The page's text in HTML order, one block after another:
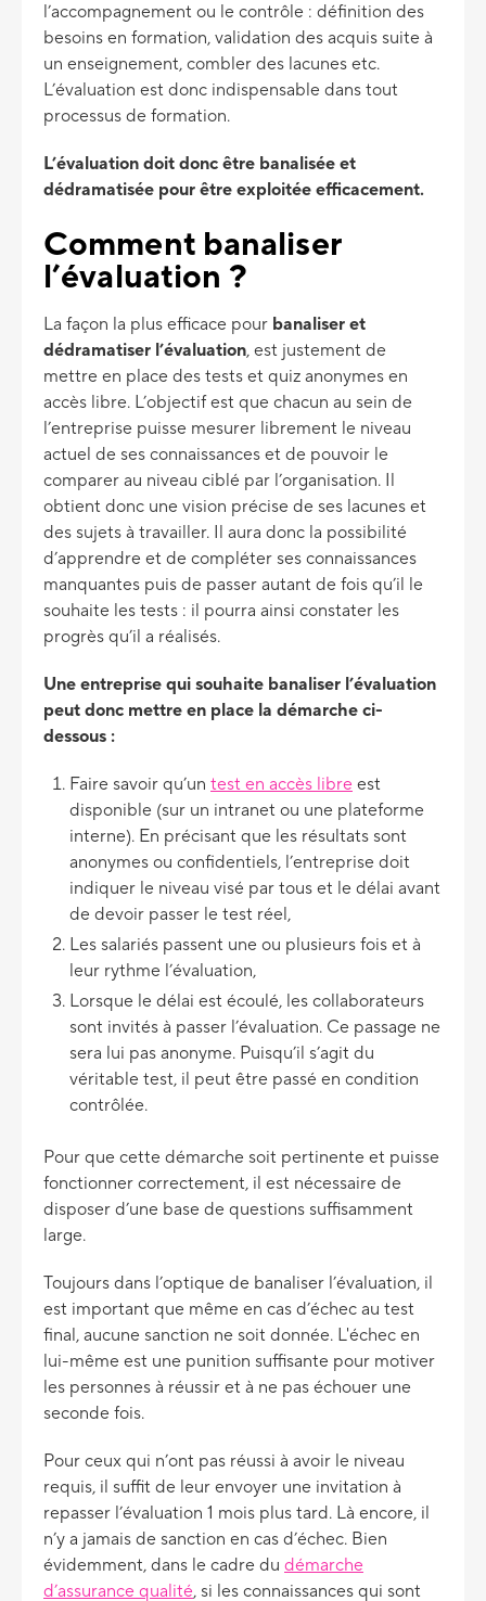
l’accompagnement ou le contrôle : définition des
besoins en formation, validation des acquis suite à
un enseignement, combler des lacunes etc.
L’évaluation est donc indispensable dans tout
processus de formation.
L’évaluation doit donc être banalisée et
dédramatisée pour être exploitée efficacement.
Comment banaliser
l’évaluation ?
La façon la plus efficace pour banaliser et
dédramatiser l’évaluation, est justement de
mettre en place des tests et quiz anonymes en
accès libre. L’objectif est que chacun au sein de
l’entreprise puisse mesurer librement le niveau
actuel de ses connaissances et de pouvoir le
comparer au niveau ciblé par l’organisation. Il
obtient donc une vision précise de ses lacunes et
des sujets à travailler. Il aura donc la possibilité
d’apprendre et de compléter ses connaissances
manquantes puis de passer autant de fois qu’il le
souhaite les tests : il pourra ainsi constater les
progrès qu’il a réalisés.
Une entreprise qui souhaite banaliser l’évaluation
peut donc mettre en place la démarche ci-
dessous :
Faire savoir qu’un test en accès libre est
disponible (sur un intranet ou une plateforme
interne). En précisant que les résultats sont
anonymes ou confidentiels, l’entreprise doit
indiquer le niveau visé par tous et le délai avant
de devoir passer le test réel,
Les salariés passent une ou plusieurs fois et à
leur rythme l’évaluation,
Lorsque le délai est écoulé, les collaborateurs
sont invités à passer l’évaluation. Ce passage ne
sera lui pas anonyme. Puisqu’il s’agit du
véritable test, il peut être passé en condition
contrôlée.
Pour que cette démarche soit pertinente et puisse
fonctionner correctement, il est nécessaire de
disposer d’une base de questions suffisamment
large.
Toujours dans l’optique de banaliser l’évaluation, il
est important que même en cas d’échec au test
final, aucune sanction ne soit donnée. L'échec en
lui-même est une punition suffisante pour motiver
les personnes à réussir et à ne pas échouer une
seconde fois.
Pour ceux qui n’ont pas réussi à avoir le niveau
requis, il suffit de leur envoyer une invitation à
repasser l’évaluation 1 mois plus tard. Là encore, il
n’y a jamais de sanction en cas d’échec. Bien
évidemment, dans le cadre du démarche
d’assurance qualité, si les connaissances qui sont